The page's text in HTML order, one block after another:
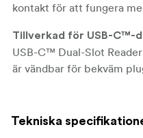
kontakt för att fungera
Tillverkad för USB-C™-
USB-C™ Dual-Slot
är vändbar för bekväm
Professional USB-C™
Tekniska